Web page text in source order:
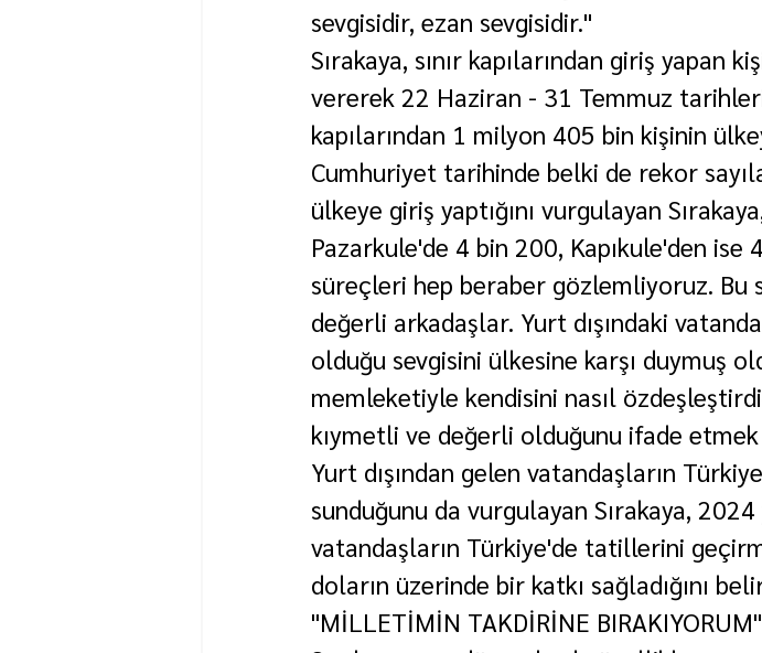
sevgisidir, ezan sevgisidir."
Sırakaya, sınır kapılarından giriş yapan
vererek 22 Haziran - 31 Temmuz
kapılarından 1 milyon 405 bin kişinin
Cumhuriyet tarihinde belki de rekor
ülkeye giriş yaptığını vurgulayan
Pazarkule'de 4 bin 200, Kapıkule'den ise
süreçleri hep beraber gözlemliyoruz.
değerli arkadaşlar. Yurt dışındaki
olduğu sevgisini ülkesine karşı duymuş
memleketiyle kendisini nasıl
kıymetli ve değerli olduğunu ifade
Yurt dışından gelen vatandaşların
sunduğunu da vurgulayan Sırakaya, 2024
vatandaşların Türkiye'de tatillerini
doların üzerinde bir katkı sağladığını
"MİLLETİMİN TAKDİRİNE BIRAKIYORUM"